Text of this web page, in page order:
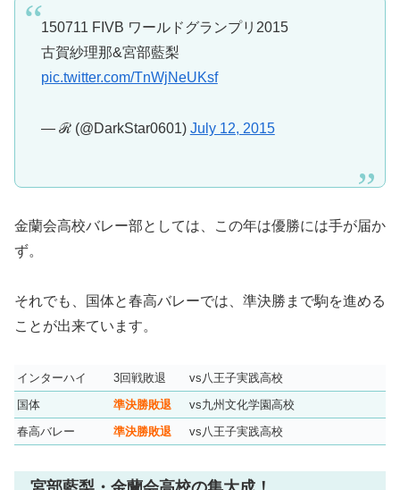
150711 FIVB ワールドグランプリ2015
古賀紗理那&宮部藍梨
pic.twitter.com/TnWjNeUKsf
— ℛ (@DarkStar0601) July 12, 2015
金蘭会高校バレー部としては、この年は優勝には手が届か
ず。
それでも、国体と春高バレーでは、準決勝まで駒を進める
ことが出来ています。
インターハイ 3回戦敗退
vs八王子実践高校
国体
準決勝敗退
vs九州文化学園高校
春高バレー
準決勝敗退 vs八王子実践高校